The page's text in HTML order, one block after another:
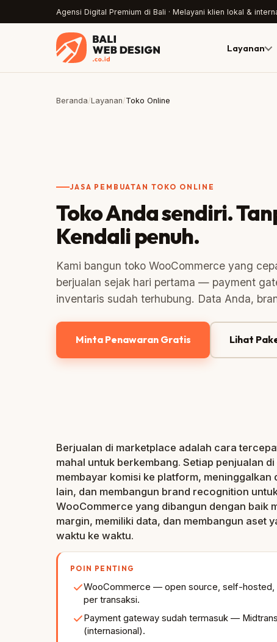
Agensi Digital Premium di Bali · Melayani klien lokal &
Layanan
Beranda/Layanan/Toko Online
JASA PEMBUATAN TOKO ONLINE
Toko Anda sendiri.
Kendali penuh.
Kami bangun toko WooCommerce yang
berjualan sejak hari pertama — payment
inventaris sudah terhubung. Data Anda,
Minta Penawaran Gratis Lihat
Berjualan di marketplace adalah cara
mahal untuk berkembang. Setiap penjualan
membayar komisi ke platform,
lain, dan membangun brand recognition
WooCommerce yang dibangun dengan baik
margin, memiliki data, dan membangun aset
waktu ke waktu.
POIN PENTING
WooCommerce — open source, self-hosted,
per transaksi.
Payment gateway sudah termasuk —
(internasional).